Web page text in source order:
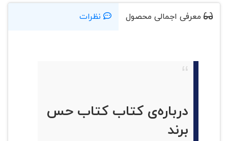
معرفی اجمالی محصول نظرات
درباره‌ی کتاب کتاب حس
برند